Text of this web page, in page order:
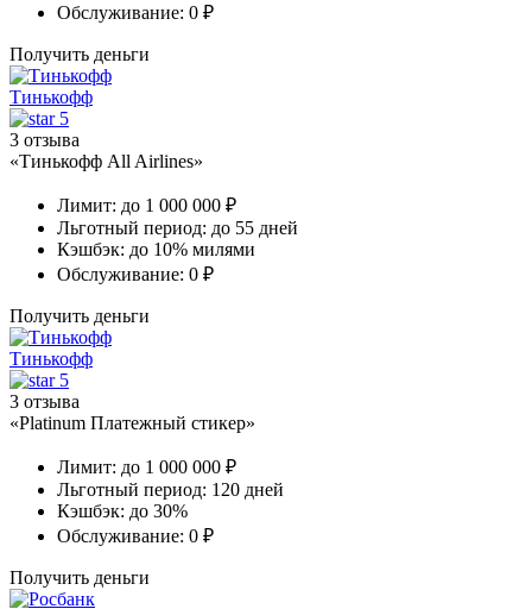
Обслуживание: 0 ₽
Получить деньги
Тинькофф
5
3 отзыва
«Тинькофф All Airlines»
Лимит: до 1 000 000 ₽
Льготный период: до 55 дней
Кэшбэк: до 10% милями
Обслуживание: 0 ₽
Получить деньги
Тинькофф
5
3 отзыва
«Platinum Платежный стикер»
Лимит: до 1 000 000 ₽
Льготный период: 120 дней
Кэшбэк: до 30%
Обслуживание: 0 ₽
Получить деньги